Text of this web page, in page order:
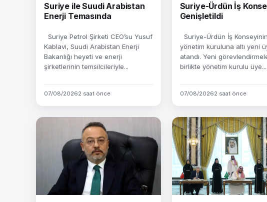
Suriye ile Suudi Arabistan
Enerji Temasında
Suriye Petrol Şirketi CEO’su Yusuf
Kablavi, Suudi Arabistan Enerji
Bakanlığı heyeti ve enerji
şirketlerinin temsilcileriyle...
07/08/20262 saat önce
Suriye-Ürdün İş
Genişletildi
Suriye-Ürdün İş Konseyinin
yönetim kuruluna altı yeni
atandı. Yeni
birlikte yönetim kurulu üye...
07/08/20262 saat önce